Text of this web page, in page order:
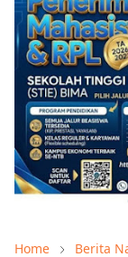
Home Berita